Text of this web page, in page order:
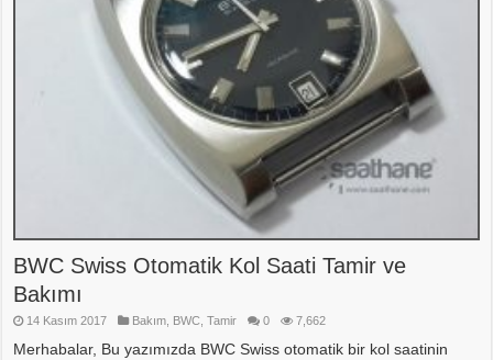
BWC Swiss Otomatik Kol Saati Tamir ve
Bakımı
14 Kasım 2017 Bakım BWC ,Tamir 0 7,662
Merhabalar, Bu yazımızda BWC Swiss otomatik bir kol saatinin